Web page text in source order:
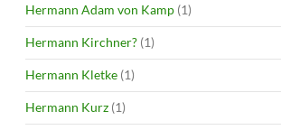
Hermann Adam von Kamp (1)
Hermann Kirchner? (1)
Hermann Kletke (1)
Hermann Kurz (1)